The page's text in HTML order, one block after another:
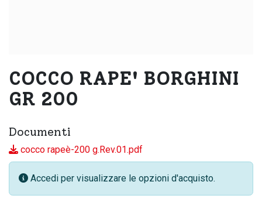
COCCO RAPE' BORGHINI
GR 200
Documenti
cocco rapeè-200 g.Rev.01.pdf
Accedi per visualizzare le opzioni d'acquisto.